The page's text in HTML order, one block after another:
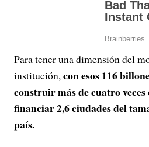
Para tener una dimensión del
institución,con esos 116
construir más de cuatro
financiar 2,6 ciudades del
país.